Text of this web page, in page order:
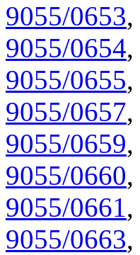
9055/0653,
9055/0654,
9055/0655,
9055/0657,
9055/0659,
9055/0660,
9055/0661,
9055/0663,